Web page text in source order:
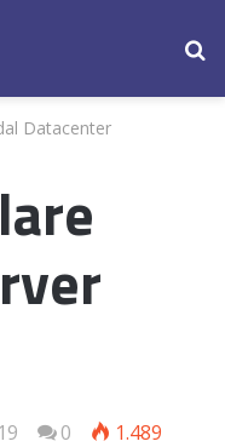
Datacenter
0
1.489